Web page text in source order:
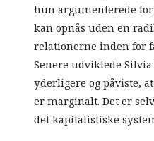
hun argumenterede
kan opnås uden en
relationerne inden for
Senere udviklede
yderligere og påviste,
er marginalt. Det er
det kapitalistiske